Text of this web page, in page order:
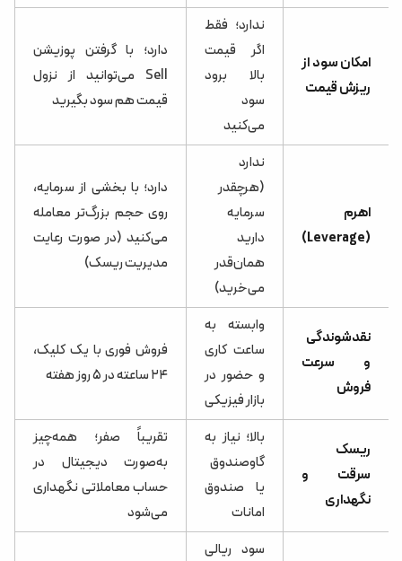
امکان سود از
ریزش قیمت
ندارد؛ فقط
اگر قیمت
بالا برود
سود
می‌کنید
دارد؛ با گرفتن پوزیشن
Sell می‌توانید از نزول
قیمت هم سود بگیرید
اهرم
(Leverage)
ندارد
(هرچقدر
سرمایه
دارید
همان‌قدر
می‌خرید)
دارد؛ با بخشی از سرمایه،
روی حجم بزرگ‌تر معامله
می‌کنید (در صورت رعایت
مدیریت ریسک)
نقدشوندگی
و سرعت
فروش
وابسته به
ساعت کاری
و حضور در
بازار فیزیکی
فروش فوری با یک کلیک،
۲۴ ساعته در ۵ روز هفته
ریسک
سرقت و
نگهداری
بالا؛ نیاز به
گاوصندوق
یا صندوق
امانات
تقریباً صفر؛ همه‌چیز
به‌صورت دیجیتال در
حساب معاملاتی نگهداری
می‌شود
سود ریالی